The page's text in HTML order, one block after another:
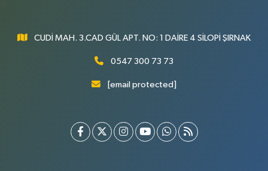
CUDİ MAH. 3.CAD GÜL APT. NO: 1 DAİRE 4 SİLOPİ ŞIRNAK
0547 300 73 73
[email protected]